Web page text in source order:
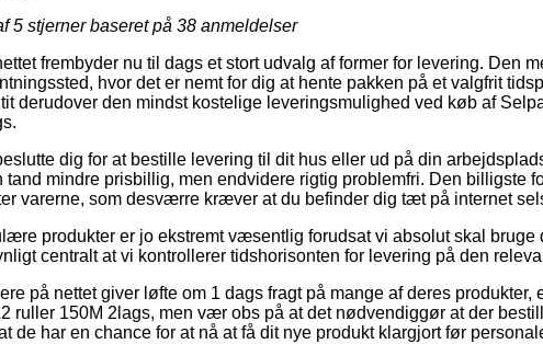
5 stjerner baseret på 38 anmeldelser
frembyder nu til dags et stort udvalg af former for levering. Den
hvor det er nemt for dig at hente pakken på et valgfrit
derudover den mindst kostelige leveringsmulighed ved køb af
dig for at bestille levering til dit hus eller ud på din
tand mindre prisbillig, men endvidere rigtig problemfri. Den billigste
varerne, som desværre kræver at du befinder dig tæt på internet
produkter er jo ekstremt væsentlig forudsat vi absolut skal bruge
centralt at vi kontrollerer tidshorisonten for levering på den
på nettet giver løfte om 1 dags fragt på mange af deres produkter,
ruller 150M 2lags, men vær obs på at det nødvendiggør at der
de har en chance for at nå at få dit nye produkt klargjort før